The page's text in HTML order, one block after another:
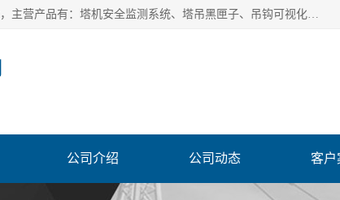
安徽赛芙智能科技有限公司是一家主营智慧化工地解决方案的企业，主营产品有：塔机安全监测系统、塔吊黑匣子、吊钩可视化、吊钩可视化系统、塔机安全监控系统、塔机黑匣子等。创建至今始终关注用户需求，为用户提供有的产品和服务。
公司介绍 公司动态 客户